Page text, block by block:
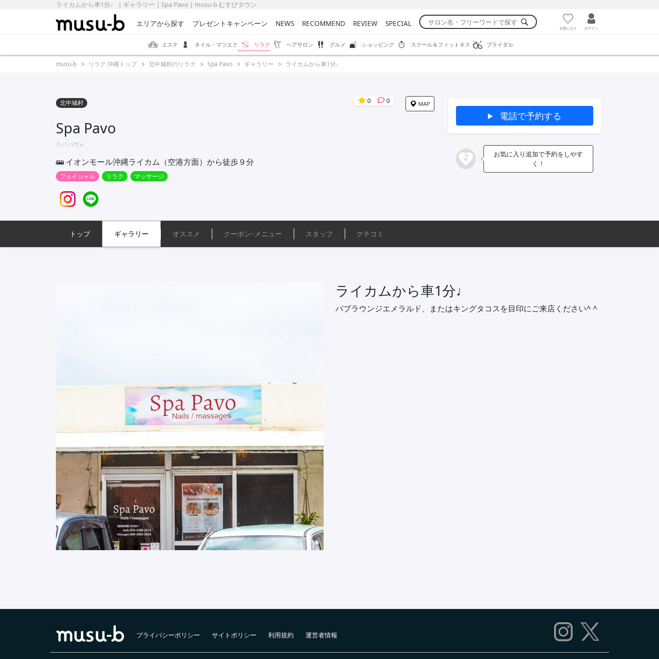
ライカムから車1分♩ | ギャラリー | Spa Pavo | musu-b むすびタウン
エリアから探す プレゼントキャンペーン NEWS RECOMMEND REVIEW SPECIAL お気に入り ログイン
エステ ネイル・マツエク リラク ヘアサロン グルメ ショッピング スクール＆フィットネス ブライダル
musu-b リラク 沖縄トップ 北中城村のリラク Spa Pavo ギャラリー ライカムから車1分♩
北中城村 0 0 MAP
Spa Pavo
スパ パヴォ
イオンモール沖縄ライカム（空港方面）から徒歩９分
フェイシャル リラク マッサージ
電話で予約する
2
お気に入り追加で予約をしやす
く！
トップ ギャラリー オススメ クーポン･ メニュー スタッフ クチコミ
ライカムから車1分♩
パブラウンジエメラルド、またはキングタコスを目印にご来店ください^ ^
プライバシーポリシー サイトポリシー 利用規約 運営者情報